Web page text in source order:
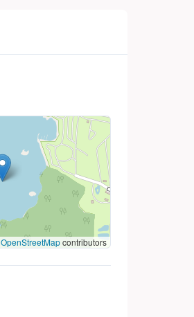
OpenStreetMapcontributors